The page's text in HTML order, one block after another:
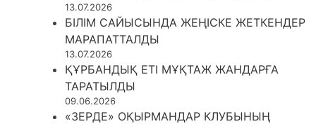
13.07.2026
БІЛІМ САЙЫСЫНДА ЖЕҢІСКЕ ЖЕТКЕНДЕР
МАРАПАТТАЛДЫ
13.07.2026
ҚҰРБАНДЫҚ ЕТІ МҰҚТАЖ ЖАНДАРҒА
ТАРАТЫЛДЫ
09.06.2026
«ЗЕРДЕ» ОҚЫРМАНДАР КЛУБЫНЫҢ